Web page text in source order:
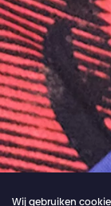
Wij gebruiken